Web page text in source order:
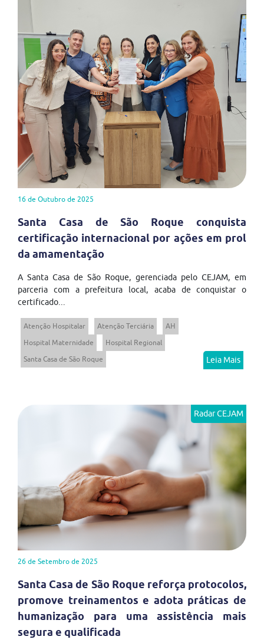
16 de Outubro de 2025
Santa Casa de São Roque conquista
certificação internacional por ações em prol
da amamentação
A Santa Casa de São Roque, gerenciada pelo CEJAM, em
parceria com a prefeitura local, acaba de conquistar o
certificado...
Atenção Hospitalar Atenção Terciária
AH
Hospital Maternidade
Hospital Regional
Santa Casa de São Roque
Leia Mais
Radar CEJAM
26 de Setembro de 2025
Santa Casa de São Roque reforça protocolos,
promove treinamentos e adota práticas de
humanização para uma assistência mais
segura e qualificada